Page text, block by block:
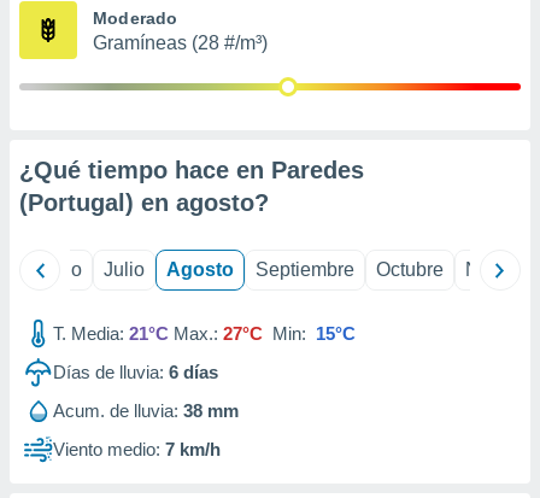
publicidad
1199
Moderado
Gramíneas (28 #/m³)
¿Qué tiempo hace en Paredes
(Portugal) en agosto?
Junio Julio Agosto Septiembre Octubre
T. Media: 21°C Max.: 27°C Min: 15°C
Días de lluvia: 6 días
Acum. de lluvia: 38 mm
Viento medio: 7 km/h